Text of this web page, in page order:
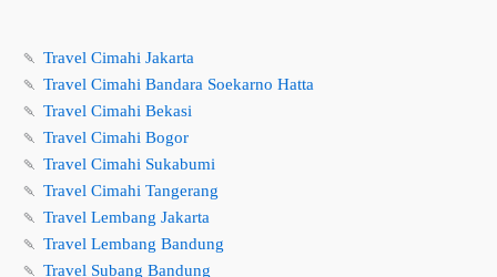
🍡 Travel Cimahi Jakarta
🍡 Travel Cimahi Bandara Soekarno Hatta
🍡 Travel Cimahi Bekasi
🍡 Travel Cimahi Bogor
🍡 Travel Cimahi Sukabumi
🍡 Travel Cimahi Tangerang
🍡 Travel Lembang Jakarta
🍡 Travel Lembang Bandung
🍡 Travel Subang Bandung